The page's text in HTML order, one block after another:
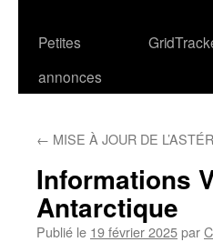
Petites
annonces
← MISE À JOUR DE
Informations
Antarctique
Publié le 19 février 2025par